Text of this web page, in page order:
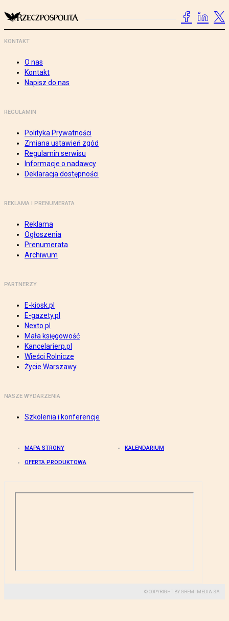
KONTAKT
O nas
Kontakt
Napisz do nas
REGULAMIN
Polityka Prywatności
Zmiana ustawień zgód
Regulamin serwisu
Informacje o nadawcy
Deklaracja dostępności
REKLAMA I PRENUMERATA
Reklama
Ogłoszenia
Prenumerata
Archiwum
PARTNERZY
E-kiosk.pl
E-gazety.pl
Nexto.pl
Mała księgowość
Kancelarierp.pl
Wieści Rolnicze
Życie Warszawy
NASZE WYDARZENIA
Szkolenia i konferencje
MAPA STRONY KALENDARIUM
OFERTA PRODUKTOWA
© COPYRIGHT BY GREMI MEDIA SA